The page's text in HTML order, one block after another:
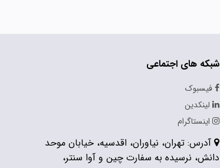
شبکه های اجتماعی
فیسبوک
لینکدین
اینستاگرام
آدرس: تهران، نیاوران، اقدسیه، خیابان موحد
دانش، نرسیده به سفارت چین و آوا سنتر،